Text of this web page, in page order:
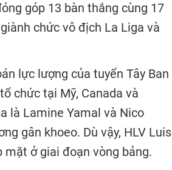
góp 13 bàn thắng cùng 17
chức vô địch La Liga và
lực lượng của tuyển Tây Ban
chức tại Mỹ, Canada và
là Lamine Yamal và Nico
gân khoeo. Dù vậy, HLV Luis
mặt ở giai đoạn vòng bảng.